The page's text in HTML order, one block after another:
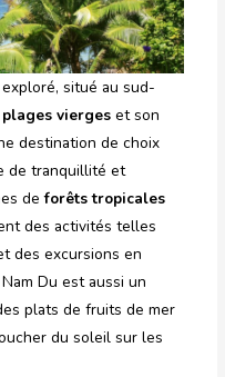
situé au sud-
plages vierges et son
destination de choix
de tranquillité et
deforêts tropicales
des activités telles
des excursions en
Du est aussi un
plats de fruits de mer
du soleil sur les